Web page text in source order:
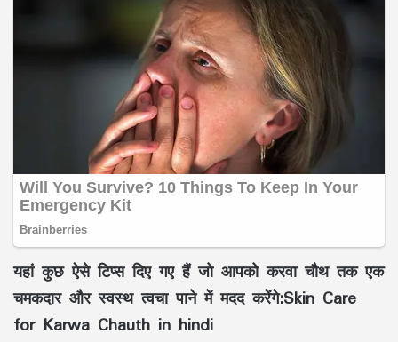
यहां कुछ ऐसे टिप्स दिए गए हैं जो आपको करवा चौथ तक एक
चमकदार और स्वस्थ त्वचा पाने में मदद करेंगे:Skin Care
for Karwa Chauth in hindi